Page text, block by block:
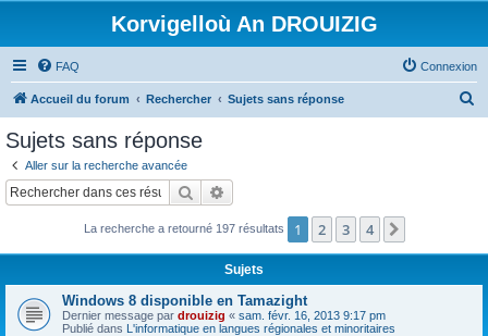
Korvigelloù An DROUIZIG
FAQ Connexion
Accueil du forum Rechercher Sujets sans réponse
c
Sujets sans réponse
Aller sur la recherche avancée
Rechercher
La recherche a retourné 197 résultats 1 2 3 4
Sujets
Windows 8 disponible en Tamazight
Dernier message par drouizig « sam. févr. 16, 2013 9:17 pm
Publié dans L'informatique en langues régionales et minoritaires